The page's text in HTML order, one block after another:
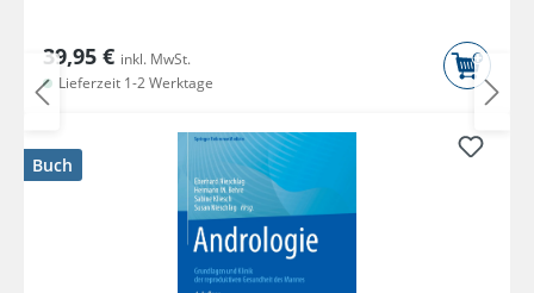
39,95 € inkl. MwSt.
Lieferzeit 1-2 Werktage
Buch